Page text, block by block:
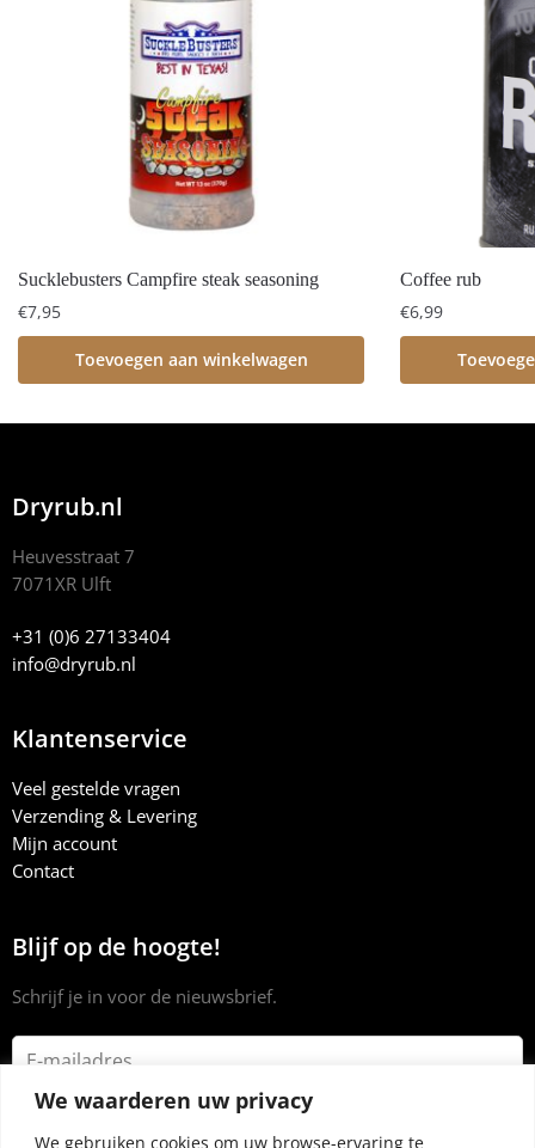
We waarderen uw privacy
We gebruiken cookies om uw browse-ervaring te
Sucklebusters Campfire steak seasoning
€7,95
Toevoegen aan winkelwagen
Coffee rub
€6,99
Dryrub.nl
Heuvesstraat 7
7071XR Ulft
+31 (0)6 27133404
info@dryrub.nl
Klantenservice
Veel gestelde vragen
Verzending & Levering
Mijn account
Contact
Blijf op de hoogte!
Schrijf je in voor de nieuwsbrief.